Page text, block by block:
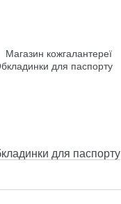
для паспорту